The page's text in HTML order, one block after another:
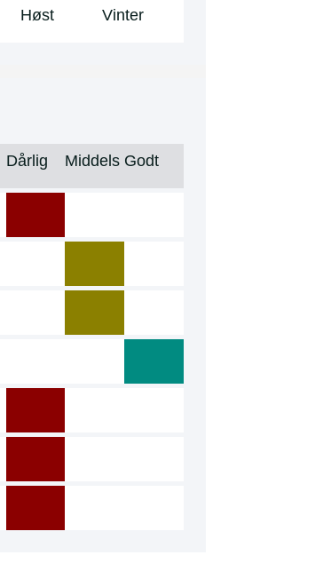
Høst Vinter
Dårlig Middels Godt